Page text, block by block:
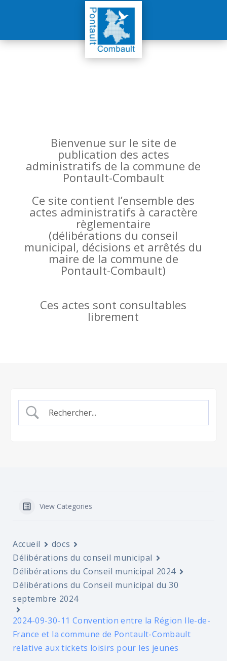
Bienvenue sur le site de
publication des actes
administratifs de la commune de
Pontault-Combault
Ce site contient l’ensemble des
actes administratifs à caractère
règlementaire
(délibérations du conseil
municipal, décisions et arrêtés du
maire de la commune de
Pontault-Combault)
Ces actes sont consultables
librement
View Categories
Accueil
docs
Délibérations du conseil municipal
Délibérations du Conseil municipal 2024
Délibérations du Conseil municipal du 30
septembre 2024
2024-09-30-11 Convention entre la Région Ile-de-
France et la commune de Pontault-Combault
relative aux tickets loisirs pour les jeunes